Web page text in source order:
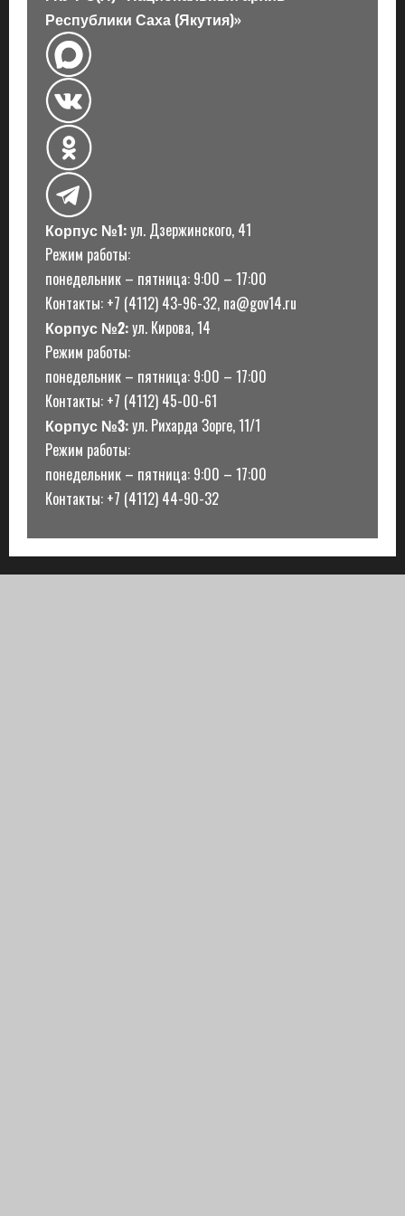
Республики Саха (Якутия)»
Корпус №1:ул. Дзержинского, 41
Режим работы:
понедельник – пятница: 9:00 – 17:00
Контакты: +7 (4112) 43-96-32, na@gov14.ru
Корпус №2:ул. Кирова, 14
Режим работы:
понедельник – пятница: 9:00 – 17:00
Контакты: +7 (4112) 45-00-61
Корпус №3:ул. Рихарда Зорге, 11/1
Режим работы:
понедельник – пятница: 9:00 – 17:00
Контакты: +7 (4112) 44-90-32